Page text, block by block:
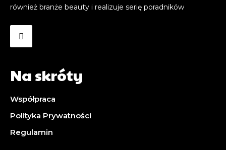
również branże beauty i realizuje serię poradników
Na skróty
Współpraca
Polityka Prywatności
Regulamin